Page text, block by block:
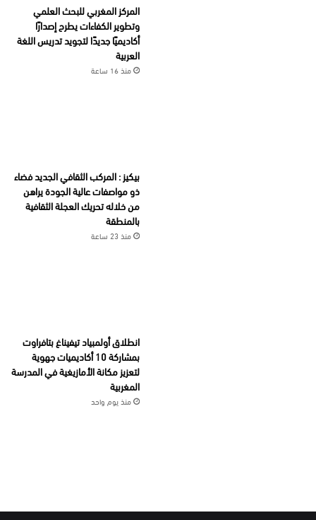
المركز المغربي للبحث العلمي
وتطوير الكفاءات يطرح إصدارًا
أكاديميًا جديدًا لتجويد تدريس اللغة
العربية
منذ 16 ساعة
بيكيز : المركب الثقافي الجديد فضاء
ذو مواصفات عالية الجودة يراهن
من خلاله تحريك العجلة الثقافية
بالمنطقة
منذ 23 ساعة
انطلاق أولمبياد تيفيناغ بتافراوت
بمشاركة 10 أكاديميات جهوية
لتعزيز مكانة الأمازيغية في المدرسة
المغربية
منذ يوم واحد